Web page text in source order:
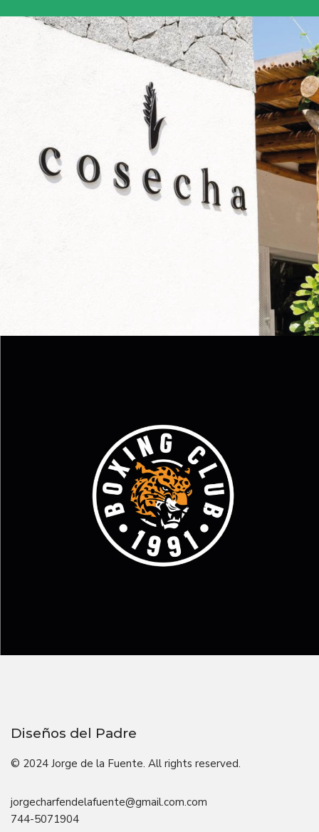
Diseños del Padre
© 2024 Jorge de la Fuente. All rights reserved.
jorgecharfendelafuente@gmail.com.com
744-5071904